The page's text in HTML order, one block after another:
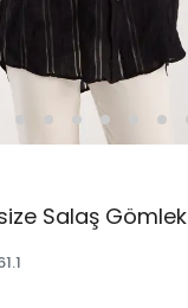
Salaş Gömlek